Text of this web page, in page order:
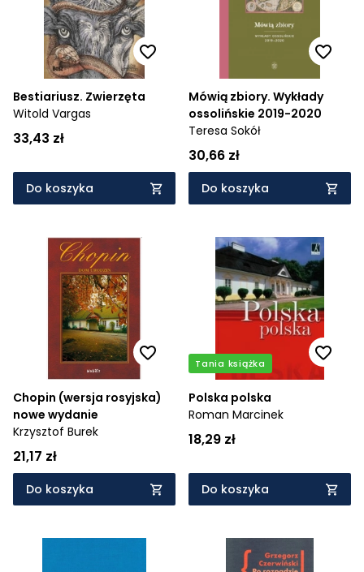
Bestiariusz. Zwierzęta
Witold Vargas
33,43 zł
Do koszyka
Mówią zbiory. Wykłady
ossolińskie 2019-2020
Teresa Sokół
30,66 zł
Do koszyka
Chopin (wersja rosyjska)
nowe wydanie
Krzysztof Burek
21,17 zł
Do koszyka
Tania książka
Polska polska
Roman Marcinek
18,29 zł
Do koszyka